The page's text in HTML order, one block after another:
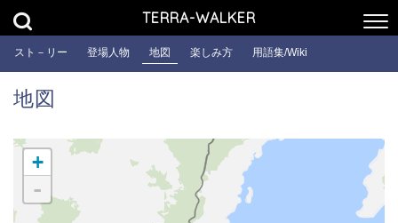
TERRA-WALKER
スト－リー 登場人物 地図 楽しみ方 用語集/Wiki
地図
+
-